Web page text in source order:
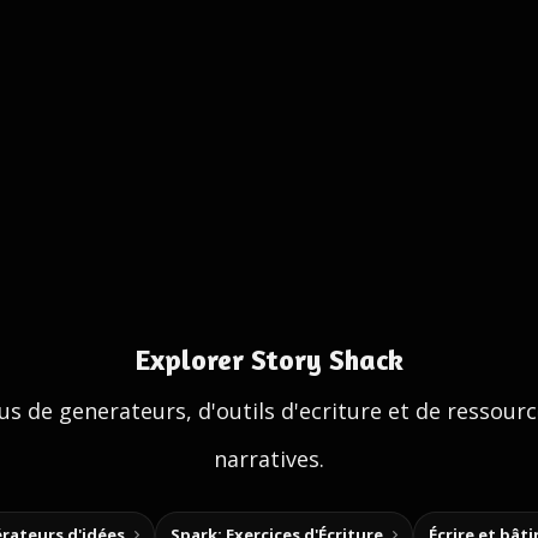
Explorer Story Shack
de generateurs, d'outils d'ecriture et de
narratives.